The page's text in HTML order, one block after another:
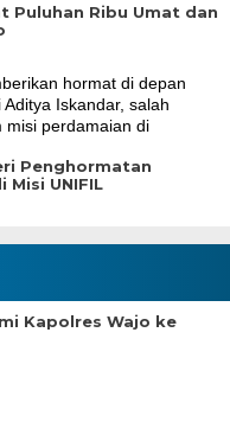
Puluhan Ribu Umat dan
Penghormatan
Misi UNIFIL
Kapolres Wajo ke